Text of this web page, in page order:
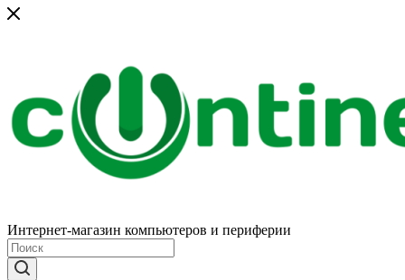
Интернет-магазин компьютеров и периферии